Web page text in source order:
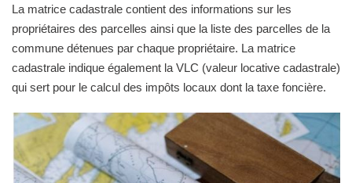
La matrice cadastrale contient des informations sur les
propriétaires des parcelles ainsi que la liste des parcelles de la
commune détenues par chaque propriétaire. La matrice
cadastrale indique également la VLC (valeur locative cadastrale)
qui sert pour le calcul des impôts locaux dont la taxe foncière.